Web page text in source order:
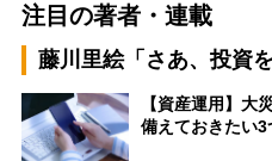
注目の著者・連載
藤川里絵「さあ、投資
【資産運用】大
備えておきたい